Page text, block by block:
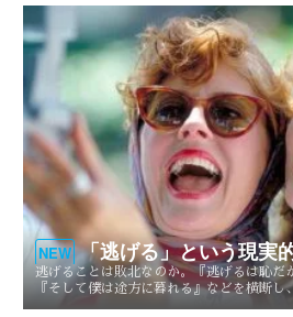
NEW 「逃げる」という現実
逃げることは敗北なのか。『逃げるは恥だ
『そして僕は途方に暮れる』などを横断し